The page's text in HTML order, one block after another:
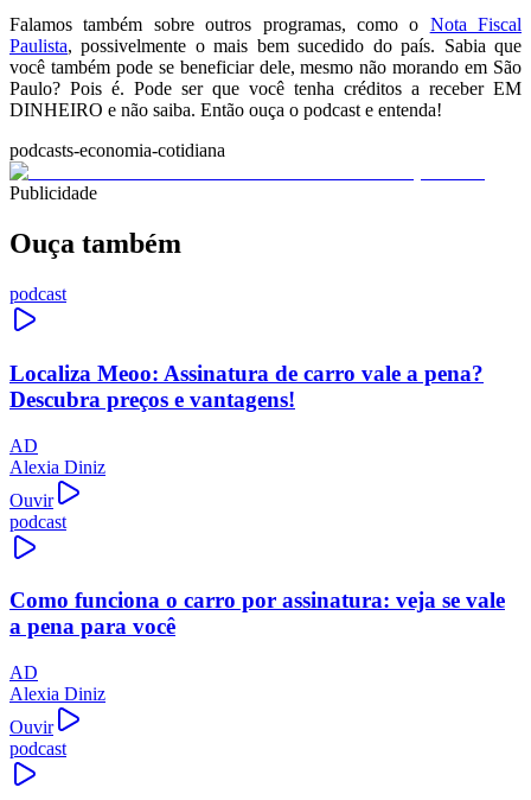
Falamos também sobre outros programas, como o Nota Fiscal
Paulista, possivelmente o mais bem sucedido do país. Sabia que
você também pode se beneficiar dele, mesmo não morando em São
Paulo? Pois é. Pode ser que você tenha créditos a receber EM
DINHEIRO e não saiba. Então ouça o podcast e entenda!
podcasts-economia-cotidiana
Publicidade
Ouça também
podcast
Localiza Meoo: Assinatura de carro vale a pena?
Descubra preços e vantagens!
AD
Alexia Diniz
Ouvir
podcast
Como funciona o carro por assinatura: veja se vale
a pena para você
AD
Alexia Diniz
Ouvir
podcast